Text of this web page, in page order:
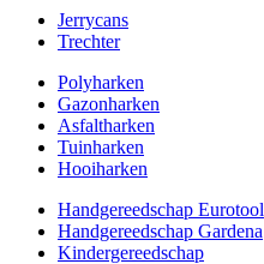
Jerrycans
Trechter
Polyharken
Gazonharken
Asfaltharken
Tuinharken
Hooiharken
Handgereedschap Eurotool
Handgereedschap Gardena
Kindergereedschap